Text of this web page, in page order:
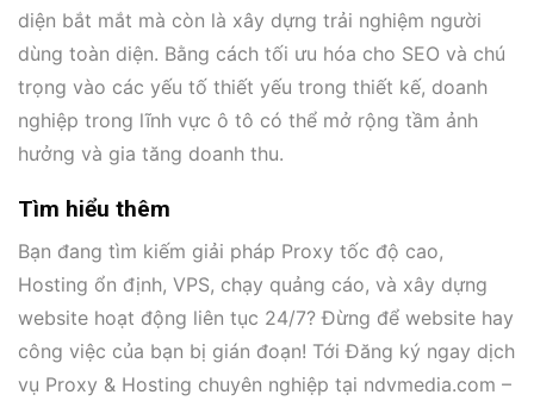
diện bắt mắt mà còn là xây dựng trải nghiệm người
dùng toàn diện. Bằng cách tối ưu hóa cho SEO và chú
trọng vào các yếu tố thiết yếu trong thiết kế, doanh
nghiệp trong lĩnh vực ô tô có thể mở rộng tầm ảnh
hưởng và gia tăng doanh thu.
Tìm hiểu thêm
Bạn đang tìm kiếm giải pháp Proxy tốc độ cao,
Hosting ổn định, VPS, chạy quảng cáo, và xây dựng
website hoạt động liên tục 24/7? Đừng để website hay
công việc của bạn bị gián đoạn! Tới Đăng ký ngay dịch
vụ Proxy & Hosting chuyên nghiệp tại ndvmedia.com –